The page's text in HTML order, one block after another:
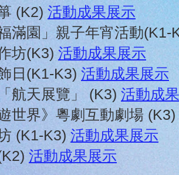
(K2) 活動成果展示
滿園」親子年宵活動(K1-
坊(K3)活動成果展示
日(K1-K3) 活動成果展示
航天展覽」 (K3) 活動成
世界》粵劇互動劇場 (K3)
(K1-K3) 活動成果展示
活動成果展示